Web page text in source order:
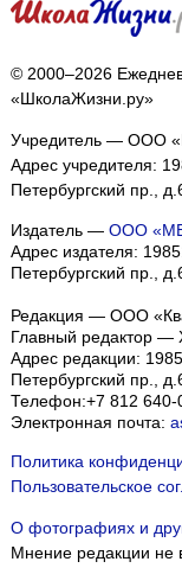
© 2000–2026
«ШколаЖизни.ру»
Учредитель — ООО
Адрес учредителя:
Петербургский пр.,
Издатель — ООО
Адрес издателя:
Петербургский пр.,
Редакция — ООО
Главный редактор —
Адрес редакции:
Петербургский пр.,
Телефон:+7 812 640-
Электронная почта:
Политика
Пользовательское
О фотографиях и
Мнение редакции не